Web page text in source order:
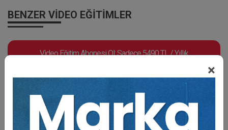
×
BENZER VIDEO EĞITIMLER
Video Eğitim Abonesi Ol: Sadece 5490 TL / Yıllık
Tüketici Hukuku Enstitüsü